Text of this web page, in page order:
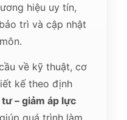
hiệu uy tín,
trì và cập nhật
về kỹ thuật, cơ
kế theo định
– giảm áp lực
quá trình làm